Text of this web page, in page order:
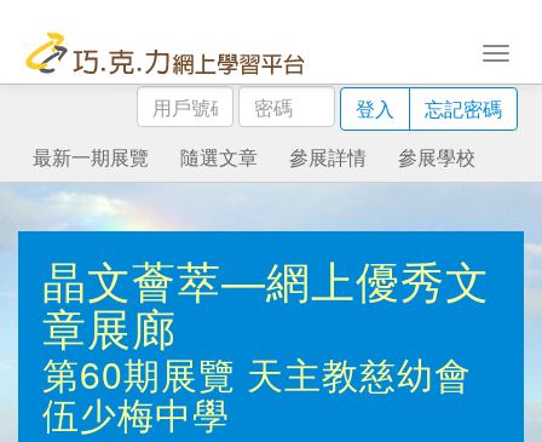
用
戶
號
碼
密
碼
登入
忘記密碼
最新一期展覽
隨選文章 參展詳情 參展學校
晶文薈萃—網上優秀文
章展廊
第60期展覽 天主教慈幼會
伍少梅中學